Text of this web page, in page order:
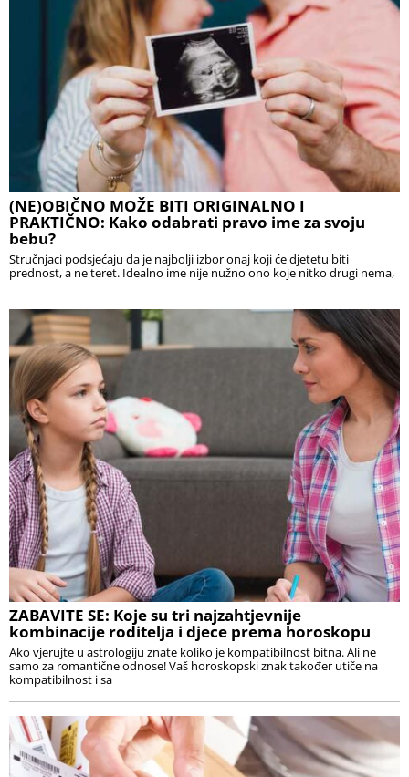
(NE)OBIČNO MOŽE BITI ORIGINALNO I
PRAKTIČNO: Kako odabrati pravo ime za svoju
bebu?
Stručnjaci podsjećaju da je najbolji izbor onaj koji će djetetu biti
prednost, a ne teret. Idealno ime nije nužno ono koje nitko drugi nema,
ZABAVITE SE: Koje su tri najzahtjevnije
kombinacije roditelja i djece prema horoskopu
Ako vjerujte u astrologiju znate koliko je kompatibilnost bitna. Ali ne
samo za romantične odnose! Vaš horoskopski znak također utiče na
kompatibilnost i sa